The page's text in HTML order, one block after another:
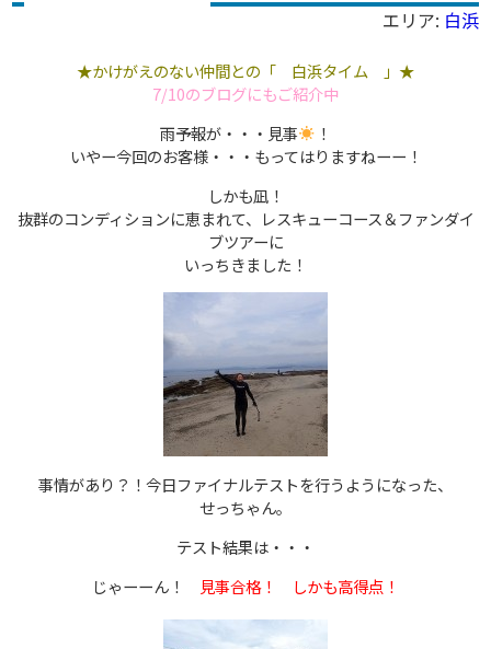
エリア: 白浜
★かけがえのない仲間との「 白浜タイム 」★
7/10のブログにもご紹介中
雨予報が・・・見事
！
いやー今回のお客様・・・もってはりますねーー！
しかも凪！
抜群のコンディションに恵まれて、レスキューコース＆ファンダイ
ブツアーに
いっちきました！
事情があり？！今日ファイナルテストを行うようになった、
せっちゃん。
テスト結果は・・・
じゃーーん！
見事合格！ しかも高得点！